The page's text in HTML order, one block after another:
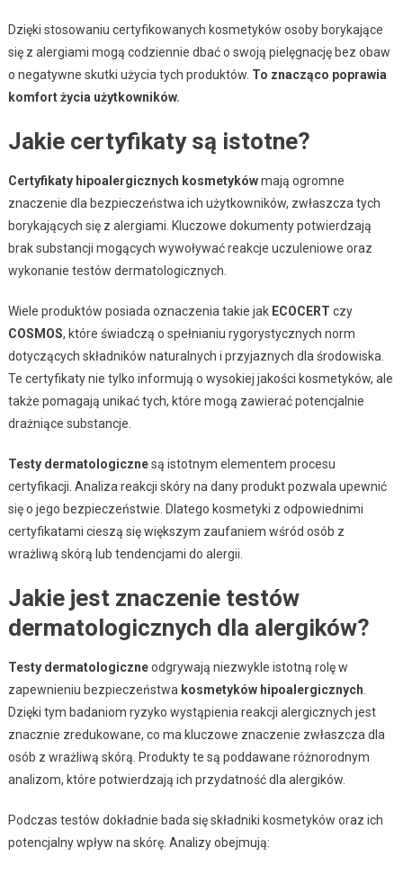
Dzięki stosowaniu certyfikowanych kosmetyków osoby borykające
się z alergiami mogą codziennie dbać o swoją pielęgnację bez obaw
o negatywne skutki użycia tych produktów. To znacząco poprawia
komfort życia użytkowników.
Jakie certyfikaty są istotne?
Certyfikaty hipoalergicznych kosmetykówmają ogromne
znaczenie dla bezpieczeństwa ich użytkowników, zwłaszcza tych
borykających się z alergiami. Kluczowe dokumenty potwierdzają
brak substancji mogących wywoływać reakcje uczuleniowe oraz
wykonanie testów dermatologicznych.
Wiele produktów posiada oznaczenia takie jak ECOCERT czy
COSMOS, które świadczą o spełnianiu rygorystycznych norm
dotyczących składników naturalnych i przyjaznych dla środowiska.
Te certyfikaty nie tylko informują o wysokiej jakości kosmetyków, ale
także pomagają unikać tych, które mogą zawierać potencjalnie
drażniące substancje.
Testy dermatologicznesą istotnym elementem procesu
certyfikacji. Analiza reakcji skóry na dany produkt pozwala upewnić
się o jego bezpieczeństwie. Dlatego kosmetyki z odpowiednimi
certyfikatami cieszą się większym zaufaniem wśród osób z
wrażliwą skórą lub tendencjami do alergii.
Jakie jest znaczenie testów
dermatologicznych dla alergików?
Testy dermatologiczneodgrywają niezwykle istotną rolę w
zapewnieniu bezpieczeństwa kosmetyków hipoalergicznych
Dzięki tym badaniom ryzyko wystąpienia reakcji alergicznych jest
znacznie zredukowane, co ma kluczowe znaczenie zwłaszcza dla
osób z wrażliwą skórą. Produkty te są poddawane różnorodnym
analizom, które potwierdzają ich przydatność dla alergików.
Podczas testów dokładnie bada się składniki kosmetyków oraz ich
potencjalny wpływ na skórę. Analizy obejmują: